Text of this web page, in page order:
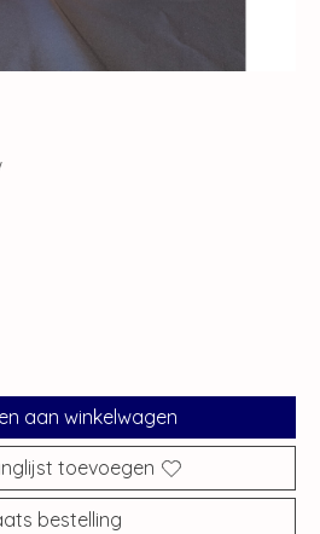
product is
aan winkelwagen
toevoegen
bestelling